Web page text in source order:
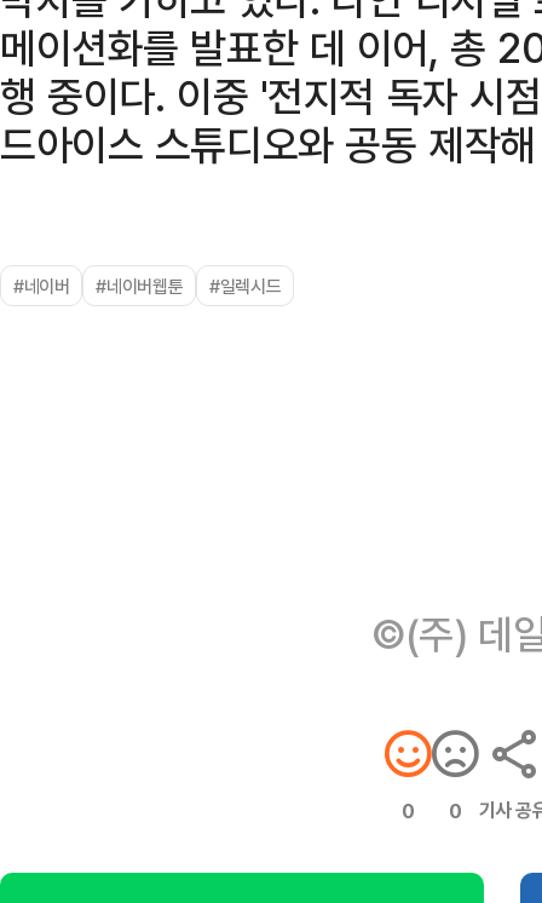
메이션화를 발표한 데 이어, 총
행 중이다. 이중 '전지적 독자 시
드아이스 스튜디오와 공동 제작
#네이버 #네이버웹툰 #일렉시드
©(주) 데
0 0 기사 공